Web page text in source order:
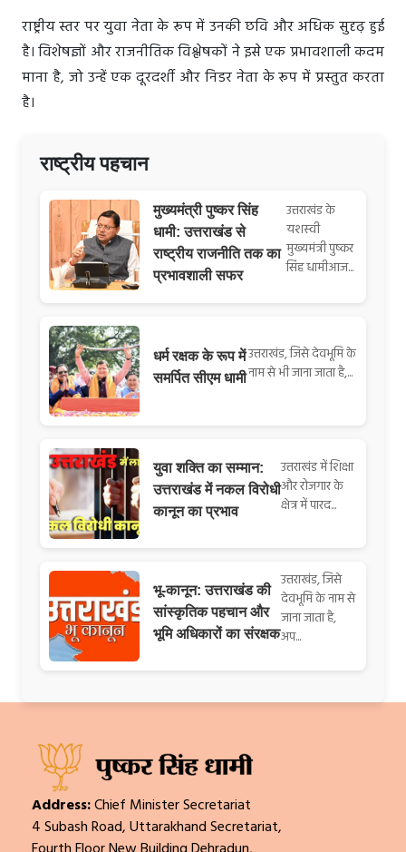
राष्ट्रीय स्तर पर युवा नेता के रूप में उनकी छवि और अधिक सुदृढ़ हुई
है। विशेषज्ञों और राजनीतिक विश्लेषकों ने इसे एक प्रभावशाली कदम
माना है, जो उन्हें एक दूरदर्शी और निडर नेता के रूप में प्रस्तुत करता
है।
राष्ट्रीय पहचान
मुख्यमंत्री पुष्कर सिंह
धामी: उत्तराखंड से
राष्ट्रीय राजनीति तक का
प्रभावशाली सफर
उत्तराखंड के
यशस्वी
मुख्यमंत्री पुष्कर
सिंह धामीआज...
धर्म रक्षक के रूप में
समर्पित सीएम धामी
उत्तराखंड, जिसे देवभूमि के
नाम से भी जाना जाता है,...
युवा शक्ति का सम्मान:
उत्तराखंड में नकल विरोधी
कानून का प्रभाव
उत्तराखंड में शिक्षा
और रोजगार के
क्षेत्र में पारद...
भू-कानून: उत्तराखंड की
सांस्कृतिक पहचान और
भूमि अधिकारों का संरक्षक
उत्तराखंड, जिसे
देवभूमि के नाम से
जाना जाता है,
अप...
Address:Chief Minister Secretariat
4 Subash Road, Uttarakhand Secretariat,